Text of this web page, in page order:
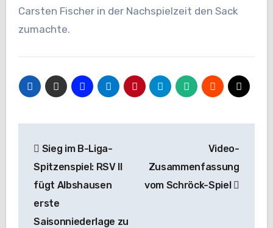
Carsten Fischer in der Nachspielzeit den Sack
zumachte.
Sieg im B-Liga-
Spitzenspiel: RSV II
fügt Albshausen
erste
Saisonniederlage zu
Video-
Zusammenfassung
vom Schröck-Spiel